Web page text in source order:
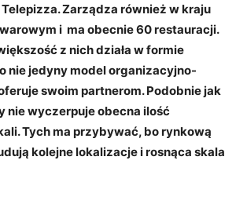
Zarządza również w kraju
i ma obecnie 60 restauracji.
z nich działa w formie
nie jedyny model organizacyjno-
swoim partnerom. Podobnie jak
nie wyczerpuje obecna ilość
Tych ma przybywać, bo rynkową
kolejne lokalizacje i rosnąca skala